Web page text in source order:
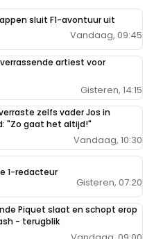
sluit F1-avontuur uit
Vandaag, 09:45
artiest voor
Gisteren, 14:15
zelfs vader Jos in
"Zo gaat het altijd!"
Vandaag, 10:30
1-redacteur
Gisteren, 07:20
Piquet slaat en schopt erop
- terugblik